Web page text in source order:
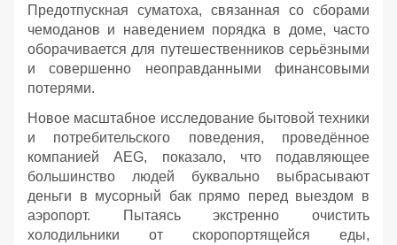
Предотпускная суматоха, связанная со сборами
чемоданов и наведением порядка в доме, часто
оборачивается для путешественников серьёзными
и совершенно неоправданными финансовыми
потерями.
Новое масштабное исследование бытовой техники
и потребительского поведения, проведённое
компанией AEG, показало, что подавляющее
большинство людей буквально выбрасывают
деньги в мусорный бак прямо перед выездом в
аэропорт. Пытаясь экстренно очистить
холодильники от скоропортящейся еды,